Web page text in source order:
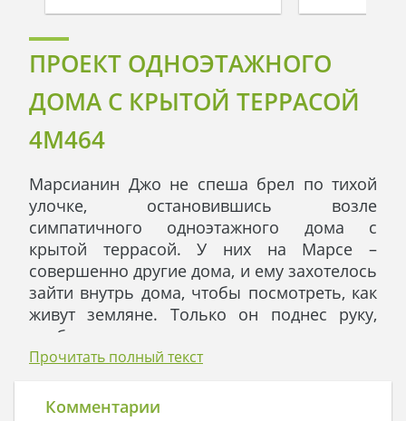
ПРОЕКТ ОДНОЭТАЖНОГО
ДОМА С КРЫТОЙ ТЕРРАСОЙ
4M464
Марсианин Джо не спеша брел по тихой
улочке, остановившись возле
симпатичного одноэтажного дома с
крытой террасой. У них на Марсе –
совершенно другие дома, и ему захотелось
зайти внутрь дома, чтобы посмотреть, как
живут земляне. Только он поднес руку,
чтобы постучать во входную дверь, как
услышал:
- Марсианин Джо! Хочу проведать дом
Прочитать полный текст
Комментарии